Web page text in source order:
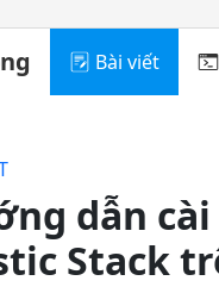
Bài viết
dẫn
Stack